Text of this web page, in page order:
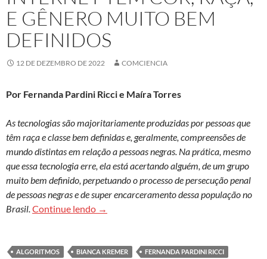
E GÊNERO MUITO BEM
DEFINIDOS
12 DE DEZEMBRO DE 2022 COMCIENCIA
Por Fernanda Pardini Ricci e Maíra Torres
As tecnologias são majoritariamente produzidas por pessoas que
têm raça e classe bem definidas e, geralmente, compreensões de
mundo distintas em relação a pessoas negras. Na prática, mesmo
que essa tecnologia erre, ela está acertando alguém, de um grupo
muito bem definido, perpetuando o processo de persecução penal
de pessoas negras e de super encarceramento dessa população no
Brasil.Continue lendo Bianca Kremer: O que é rentável e
→
ALGORITMOS BIANCA KREMER
FERNANDA PARDINI RICCI